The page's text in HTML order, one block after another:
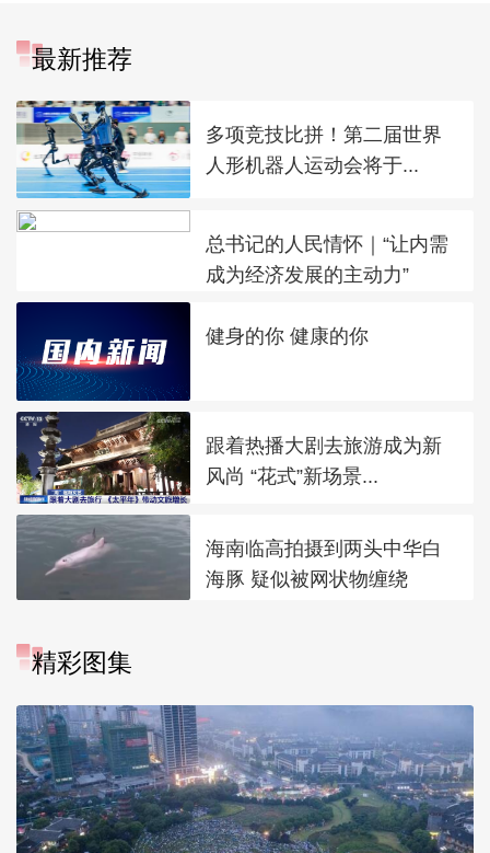
最新推荐
多项竞技比拼！第二届世界
人形机器人运动会将于...
总书记的人民情怀｜“让内需
成为经济发展的主动力”
健身的你 健康的你
跟着热播大剧去旅游成为新
风尚 “花式”新场景...
海南临高拍摄到两头中华白
海豚 疑似被网状物缠绕
精彩图集